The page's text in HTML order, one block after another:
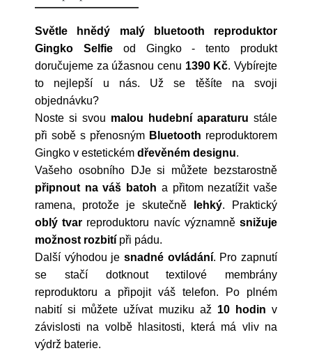
Světle hnědý malý bluetooth reproduktor
Gingko Selfieod Gingko- tento produkt
doručujeme za úžasnou cenu 1390 Kč. Vybírejte
to nejlepší u nás. Už se těšíte na svoji
objednávku?
Noste si svou malou hudební aparaturu stále
při sobě s přenosným Bluetooth reproduktorem
Gingko v estetickém dřevěném designu.
Vašeho osobního DJe si můžete bezstarostně
připnout na váš batoh a přitom nezatížit vaše
ramena, protože je skutečně
lehký. Praktický
oblý tvar reproduktoru navíc významněsnižuje
možnost rozbití při pádu.
Další výhodou je snadné ovládání. Pro zapnutí
se stačí dotknout textilové membrány
reproduktoru a připojit váš telefon. Po plném
nabití si můžete užívat muziku až 10 hodin v
závislosti na volbě hlasitosti, která má vliv na
výdrž baterie.